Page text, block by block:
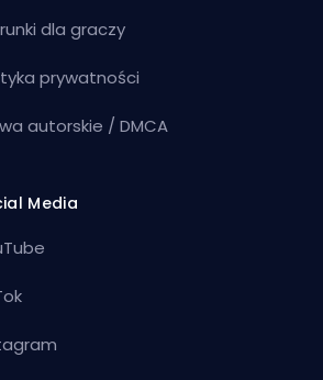
dla graczy
prywatności
autorskie / DMCA
Media